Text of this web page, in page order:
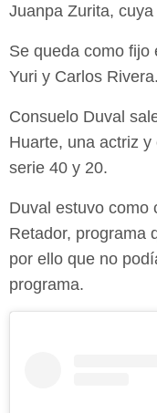
Juanpa Zurita,
Se queda como fijo
Yuri y Carlos Rivera.
Consuelo Duval
Huarte, una actriz
serie 40 y 20.
Duval estuvo como
Retador, programa
por ello que no
programa.